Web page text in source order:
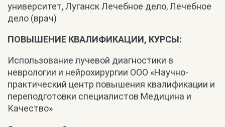
университет, Луганск Лечебное дело, Лечебное
дело (врач)
ПОВЫШЕНИЕ КВАЛИФИКАЦИИ, КУРСЫ:
Использование лучевой диагностики в
неврологии и нейрохирургии ООО «Научно-
практический центр повышения квалификации и
переподготовки специалистов Медицина и
Качество»